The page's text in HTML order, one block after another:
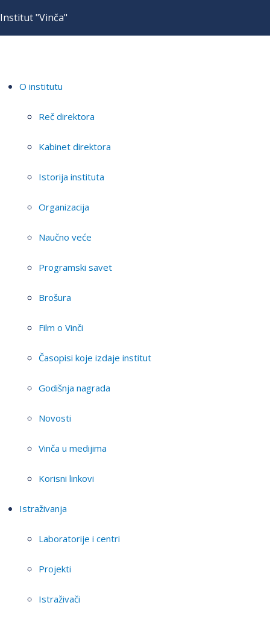
Institut "Vinča"
O institutu
Reč direktora
Kabinet direktora
Istorija instituta
Organizacija
Naučno veće
Programski savet
Brošura
Film o Vinči
Časopisi koje izdaje institut
Godišnja nagrada
Novosti
Vinča u medijima
Korisni linkovi
Istraživanja
Laboratorije i centri
Projekti
Istraživači